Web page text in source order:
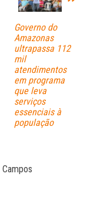
Governo do
Amazonas
ultrapassa 112
mil
atendimentos
em programa
que leva
serviços
essenciais à
população
Campos